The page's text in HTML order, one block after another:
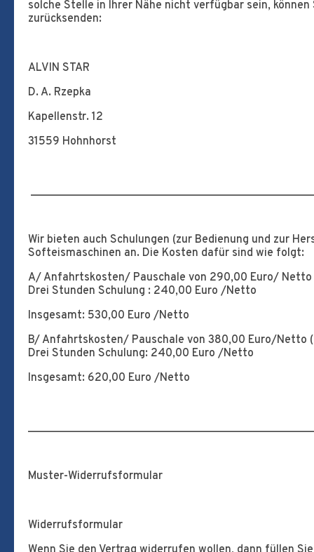
solche Stelle in Ihrer Nähe nicht verfügbar sein, können
zurücksenden:
ALVIN STAR
D. A. Rzepka
Kapellenstr. 12
31559 Hohnhorst
Wir bieten auch Schulungen (zur Bedienung und zur
Softeismaschinen an. Die Kosten dafür sind wie folgt:
A/ Anfahrtskosten/ Pauschale von 290,00 Euro/ Netto
Drei Stunden Schulung : 240,00 Euro /Netto
Insgesamt: 530,00 Euro /Netto
B/ Anfahrtskosten/ Pauschale von 380,00 Euro/Netto
Drei Stunden Schulung: 240,00 Euro /Netto
Insgesamt: 620,00 Euro /Netto
Muster-Widerrufsformular
Widerrufsformular